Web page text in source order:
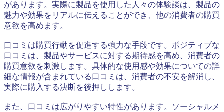
があります。実際に製品を使用した人々の体験談は、製品の
魅力や効果をリアルに伝えることができ、他の消費者の購買
意欲を高めます。
口コミは購買行動を促進する強力な手段です。ポジティブな
口コミは、製品やサービスに対する期待感を高め、消費者の
購買意欲を刺激します。具体的な使用感や効果についての詳
細な情報が含まれている口コミは、消費者の不安を解消し、
実際に購入する決断を後押しします。
また、口コミは広がりやすい特性があります。ソーシャルメ